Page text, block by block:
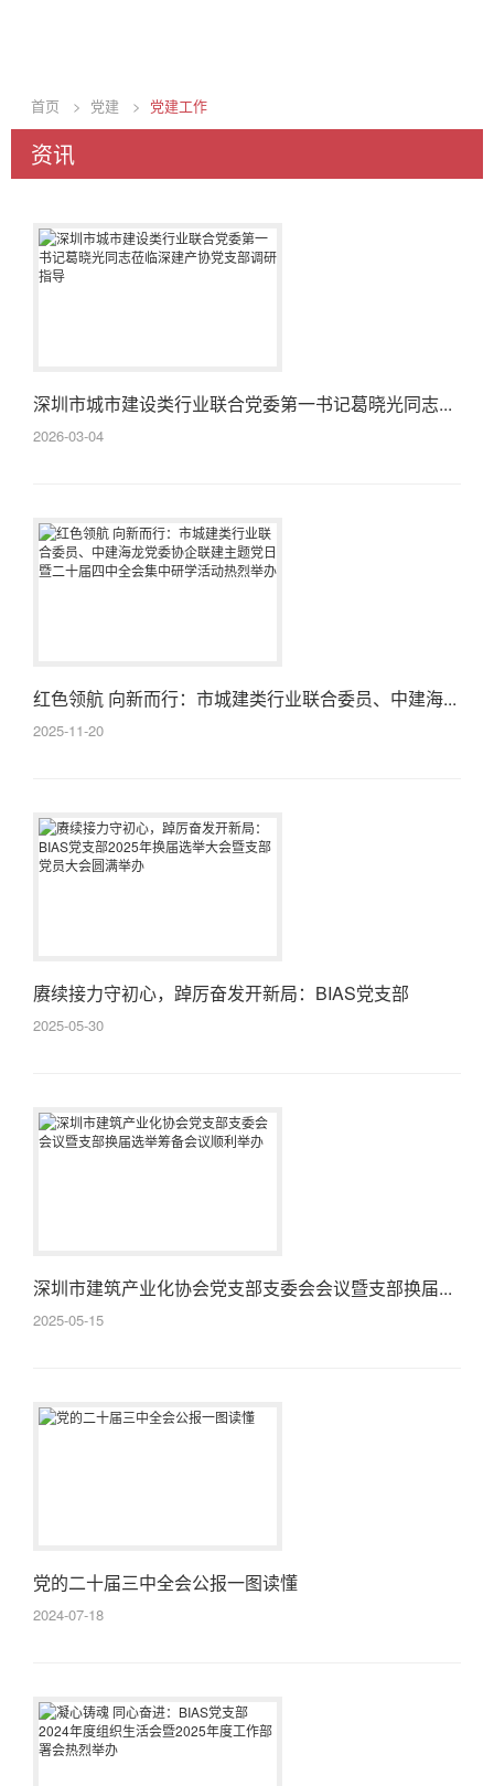
首页 > 党建 > 党建工作
资讯
深圳市城市建设类行业联合党委第一书记葛晓光同志...
2026-03-04
红色领航 向新而行：市城建类行业联合委员、中建海...
2025-11-20
赓续接力守初心，踔厉奋发开新局：BIAS党支部
2025...
2025-05-30
深圳市建筑产业化协会党支部支委会会议暨支部换届...
2025-05-15
党的二十届三中全会公报一图读懂
2024-07-18